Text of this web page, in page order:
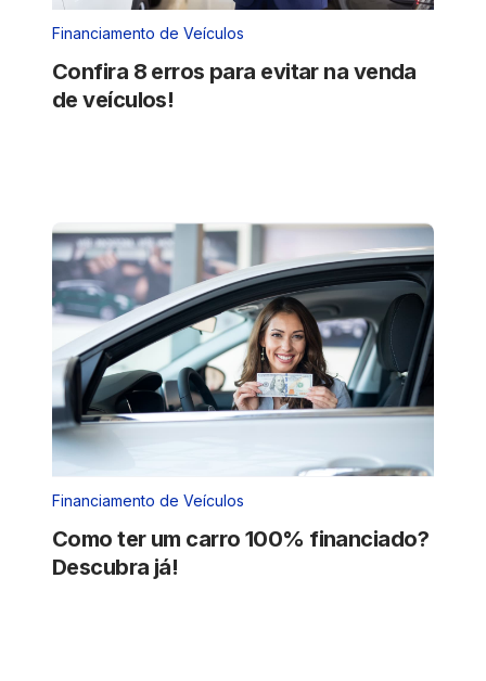
Financiamento de Veículos
Confira 8 erros para evitar na venda
de veículos!
Financiamento de Veículos
Como ter um carro 100% financiado?
Descubra já!